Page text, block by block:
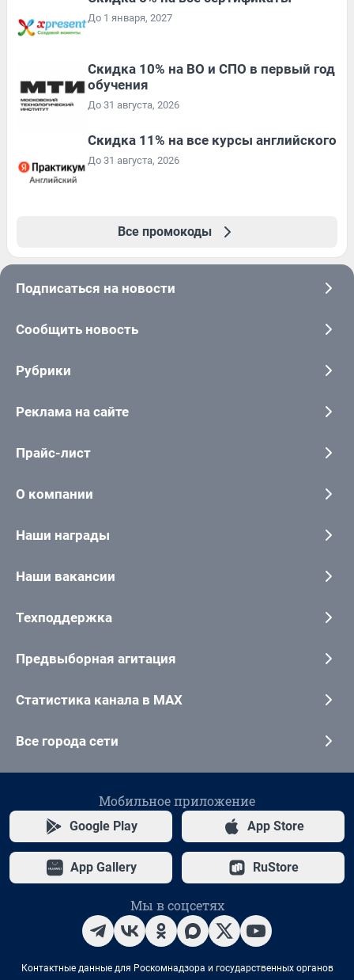
До 1 января, 2027
Скидка 10% на ВО и СПО в первый год
обучения
До 31 августа, 2026
Скидка 11% на все курсы английского
До 31 августа, 2026
Все промокоды
Подписаться на новости
Сообщить новость
Рубрики
Реклама на сайте
Прайс-лист
О компании
Наши награды
Наши вакансии
Техподдержка
Предвыборная агитация
Статистика канала в MAX
Все города сети
Мобильное приложение
Google Play App Store
App Gallery RuStore
Мы в соцсетях
Контактные данные для Роскомнадзора и государственных органов